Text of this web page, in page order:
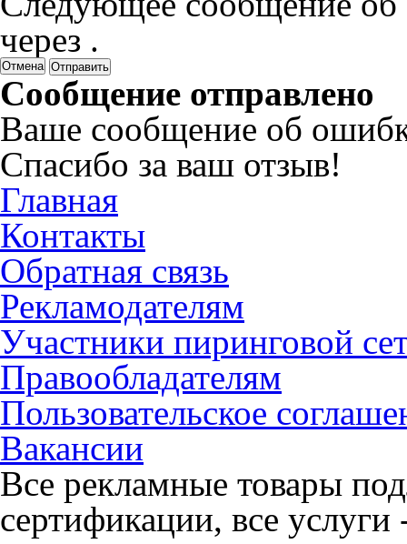
через .
Отмена
Сообщение отправлено
Ваше сообщение об
Спасибо за ваш отзыв!
Главная
Контакты
Обратная связь
Рекламодателям
Участники пиринговой
Правообладателям
Пользовательское
Вакансии
Все рекламные товары
сертификации, все